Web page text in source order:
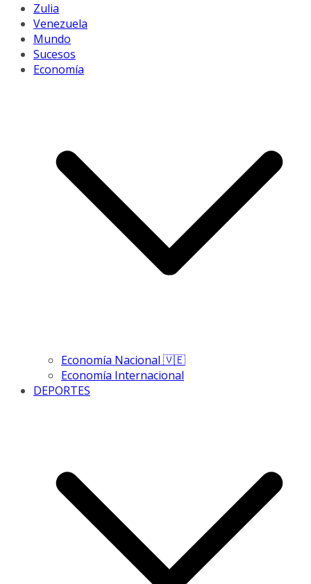
Zulia
Venezuela
Mundo
Sucesos
Economía
Economía Nacional 🇻🇪
Economía Internacional
DEPORTES